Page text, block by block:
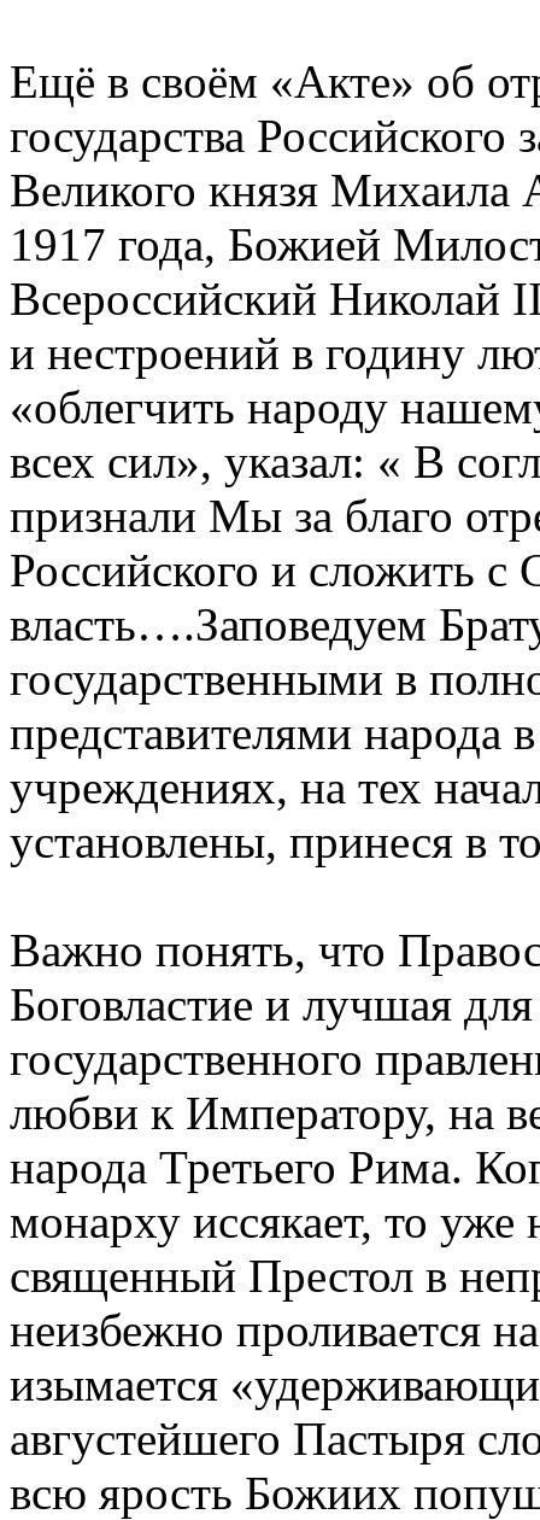
Ещё в своём «Акте» об
государства Российского
Великого князя Михаила
1917 года, Божией
Всероссийский Николай
и нестроений в годину
«облегчить народу
всех сил», указал: « В
признали Мы за благо
Российского и сложить с
власть….Заповедуем
государственными в
представителями народа
учреждениях, на тех
установлены, принеся в
Важно понять, что
Боговластие и лучшая
государственного
любви к Императору, на
народа Третьего Рима.
монарху иссякает, то
священный Престол в
неизбежно проливается
изымается
августейшего Пастыря
всю ярость Божиих